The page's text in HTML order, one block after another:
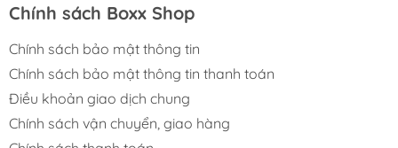
Chính sách Boxx Shop
Chính sách bảo mật thông tin
Chính sách bảo mật thông tin thanh toán
Điều khoản giao dịch chung
Chính sách vận chuyển, giao hàng